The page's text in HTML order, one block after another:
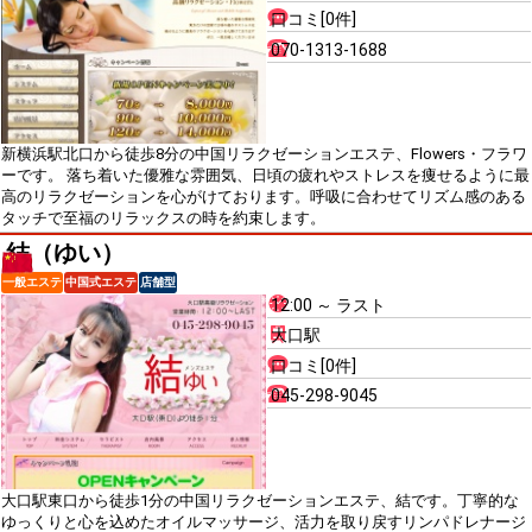
口コミ[0件]
070-1313-1688
新横浜駅北口から徒歩8分の中国リラクゼーションエステ、Flowers・フラワ
ーです。 落ち着いた優雅な雰囲気、日頃の疲れやストレスを痩せるように最
高のリラクゼーションを心がけております。呼吸に合わせてリズム感のある
タッチで至福のリラックスの時を約束します。
結（ゆい）
一般エステ 中国式エステ 店舗型
12:00 ～ ラスト
大口駅
口コミ[0件]
045-298-9045
大口駅東口から徒歩1分の中国リラクゼーションエステ、結です。丁寧的な
ゆっくりと心を込めたオイルマッサージ、活力を取り戻すリンパドレナージ